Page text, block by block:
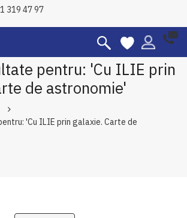
319 47 97
pentru: 'Cu ILIE prin
de astronomie'
'Cu ILIE prin galaxie. Carte de